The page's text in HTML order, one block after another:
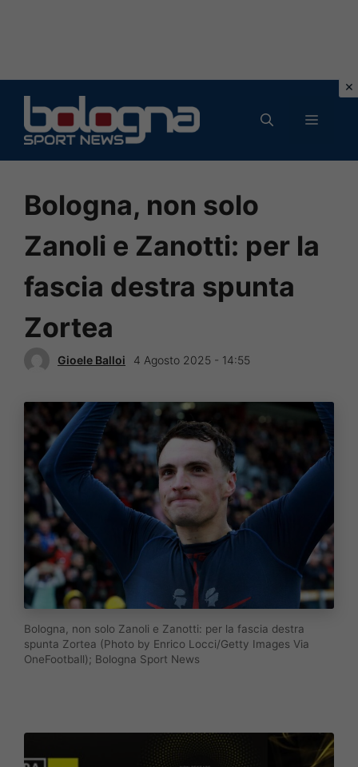
contenuto
MENU
Bologna, non solo
Zanoli e Zanotti: per la
fascia destra spunta
Zortea
Gioele Balloi 4 Agosto 2025 - 14:55
Bologna, non solo Zanoli e Zanotti: per la fascia destra
spunta Zortea (Photo by Enrico Locci/Getty Images Via
OneFootball); Bologna Sport News